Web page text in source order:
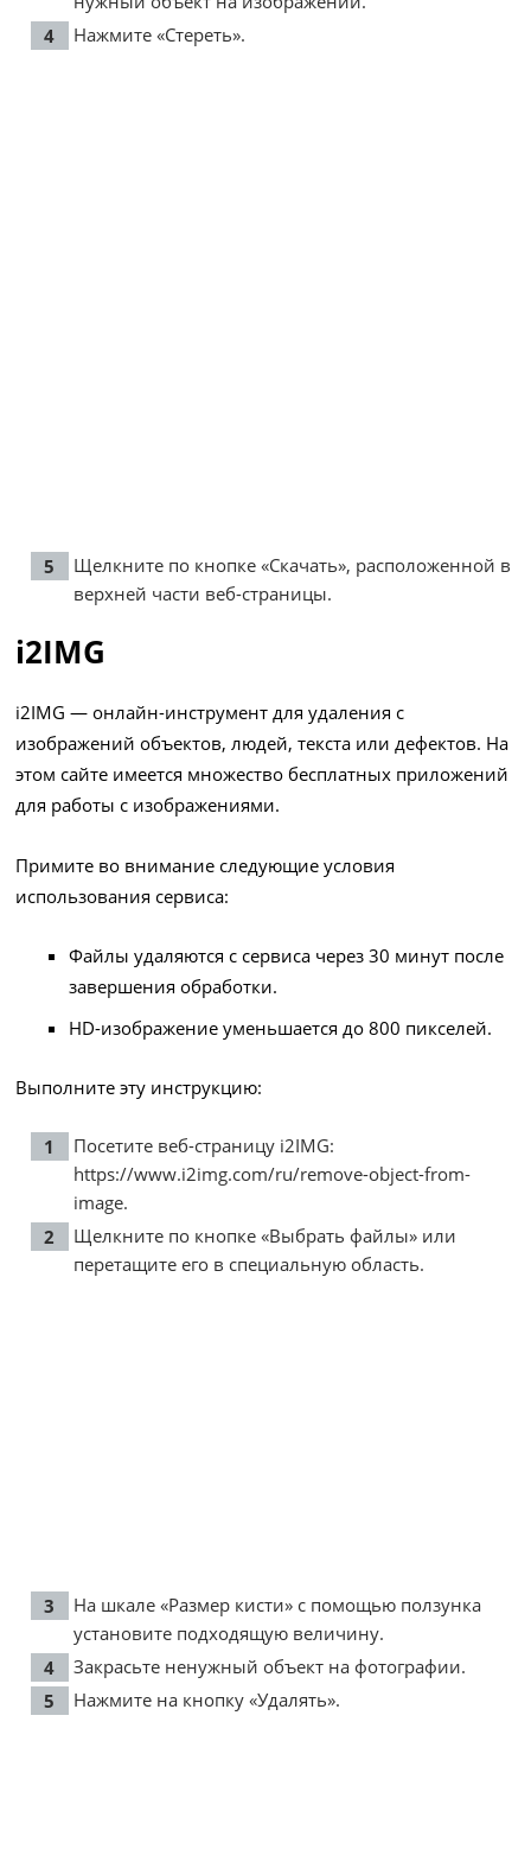
Нажмите «Стереть».
Щелкните по кнопке «Скачать», расположенной в
верхней части веб-страницы.
i2IMG
i2IMG — онлайн-инструмент для удаления с
изображений объектов, людей, текста или дефектов. На
этом сайте имеется множество бесплатных приложений
для работы с изображениями.
Примите во внимание следующие условия
использования сервиса:
Файлы удаляются с сервиса через 30 минут после
завершения обработки.
HD-изображение уменьшается до 800 пикселей.
Выполните эту инструкцию:
Посетите веб-страницу i2IMG:
https://www.i2img.com/ru/remove-object-from-
image.
Щелкните по кнопке «Выбрать файлы» или
перетащите его в специальную область.
На шкале «Размер кисти» с помощью ползунка
установите подходящую величину.
Закрасьте ненужный объект на фотографии.
Нажмите на кнопку «Удалять».